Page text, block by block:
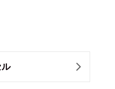
ル 